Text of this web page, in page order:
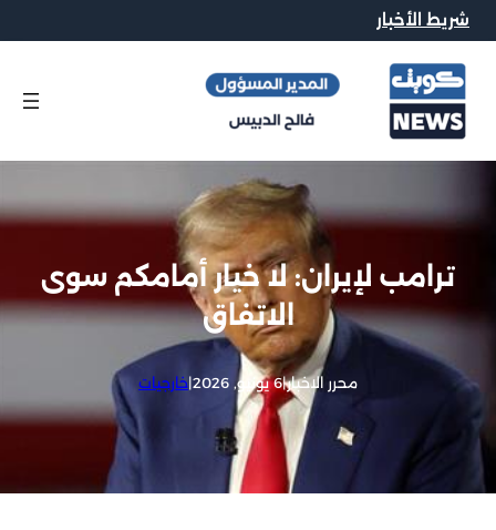
شريط الأخبار
ترامب لإيران: لا خيار أمامكم سوى
الاتفاق
محرر الاخبار|6 يونيو, 2026 |خارجيات